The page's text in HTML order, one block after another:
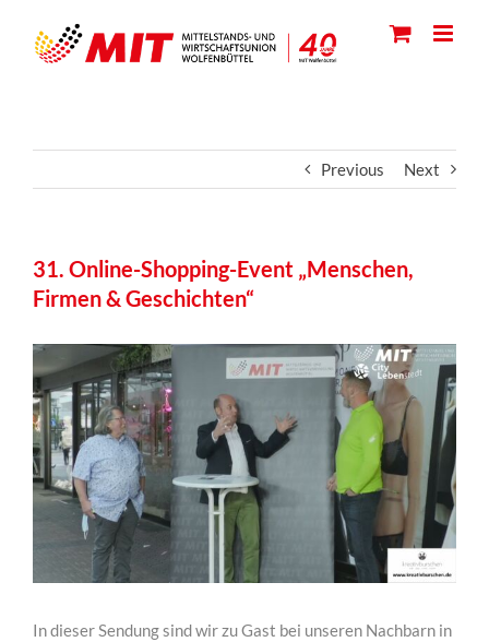
content
Previous Next
31. Online-Shopping-Event „Menschen,
Firmen & Geschichten“
View
Larger
Image
In dieser Sendung sind wir zu Gast bei unseren Nachbarn in